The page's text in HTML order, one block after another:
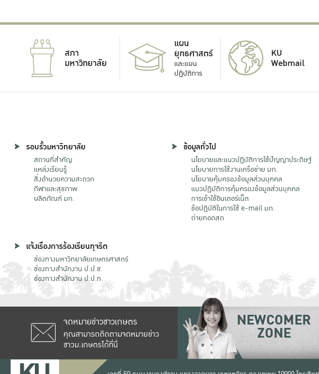
สภา
มหาวิทยาลัย
แผน
ยุทธศาสตร์
และแผน
ปฏิบัติการ
KU
Webmail
รอบรั้วมหาวิทยาลัย
สถานที่สำคัญ
แหล่งเรียนรู้
สิ่งอำนวยความสะดวก
กีฬาและสุขภาพ
ผลิตภัณฑ์ มก.
ข้อมูลทั่วไป
นโยบายและแนวปฏิบัติการใช้ปัญญาประดิษฐ์
นโยบายการใช้งานเครือข่าย มก.
นโยบายคุ้มครองข้อมูลส่วนบุคคล
แนวปฏิบัติการคุ้มครองข้อมูลส่วนบุคคล
การเข้าใช้อินเตอร์เน็ต
ข้อปฏิบัติในการใช้ e-mail มก.
ถ่ายทอดสด
แจ้งเรื่องการร้องเรียนทุจริต
ช่องทางมหาวิทยาลัยเกษตรศาสตร์
ช่องทางสำนักงาน ป.ป.ช.
ช่องทางสำนักงาน ป.ป.ท.
จดหมายข่าวชาวเกษตร
คุณสามารถติดตามจดหมายข่าว
ชาวม.เกษตรได้ที่นี่
NEWCOMER
ZONE